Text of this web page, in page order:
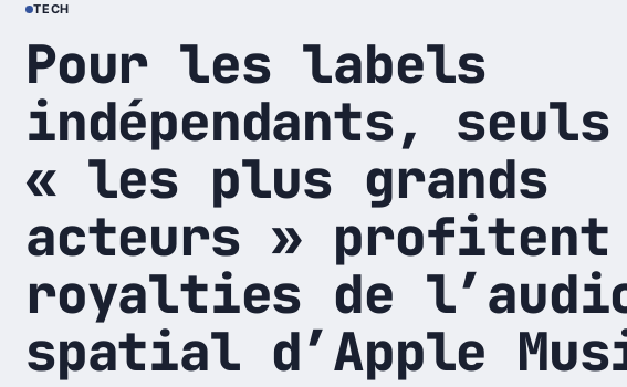
TECH
Pour les labels
indépendants, seuls
« les plus grands
acteurs » profitent
royalties de
spatial d’Apple